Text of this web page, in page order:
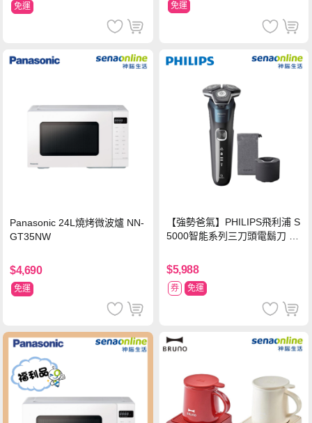
免運 免運
Panasonic 24L燒烤微波爐 NN-
GT35NW
$4,690
免運
【強勢爸氣】PHILIPS飛利浦 S
5000智能系列三刀頭電鬍刀 S5
$5,988
券 免運